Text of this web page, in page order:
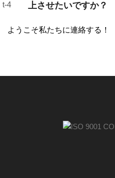
上させたいですか？
ようこそ私たちに連絡する！